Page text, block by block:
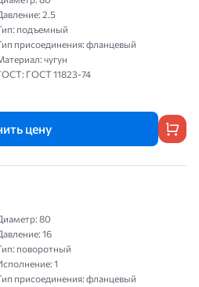
2.5
подъемный
присоединения: фланцевый
чугун
ГОСТ 11823-74
цену
80
16
поворотный
1
присоединения: фланцевый